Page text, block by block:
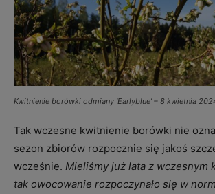
Kwitnienie borówki odmiany 'Earlyblue’ – 8 kwietnia
Tak wczesne kwitnienie borówki nie
sezon zbiorów rozpocznie się jakoś
wcześnie. Mieliśmy już lata z wczesnym
tak owocowanie rozpoczynało się w